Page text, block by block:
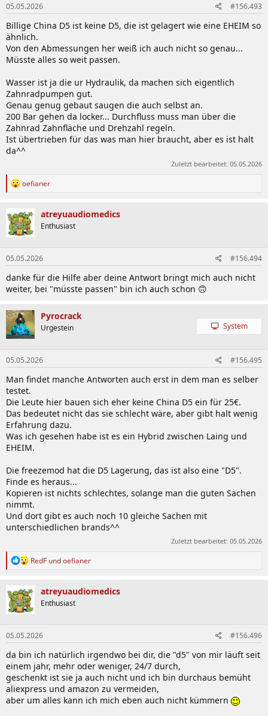
05.05.2026 #156.493
Billige China D5 ist keine D5, die ist gelagert wie eine EHEIM so
ähnlich.
Von den Abmessungen her weiß ich auch nicht so genau...
Müsste alles so weit passen.
Wasser ist ja die ur Hydraulik, da machen sich eigentlich
Zahnradpumpen gut.
Genau genug gebaut saugen die auch selbst an.
200 Bar gehen da locker... Durchfluss muss man über die
Zahnrad Zahnfläche und Drehzahl regeln.
Ist übertrieben für das was man hier braucht, aber es ist halt
da^^
Zuletzt bearbeitet: 05.05.2026
R
k
t
i
n
e
n
:
oefianer
atreyuaudiomedics
Enthusiast
05.05.2026 #156.494
danke für die Hilfe aber deine Antwort bringt mich auch nicht
weiter, bei "müsste passen" bin ich auch schon 🙃
Pyrocrack
Urgestein System
05.05.2026 #156.495
Man findet manche Antworten auch erst in dem man es selber
testet.
Die Leute hier bauen sich eher keine China D5 ein für 25€.
Das bedeutet nicht das sie schlecht wäre, aber gibt halt wenig
Erfahrung dazu.
Was ich gesehen habe ist es ein Hybrid zwischen Laing und
EHEIM.
Die freezemod hat die D5 Lagerung, das ist also eine "D5".
Finde es heraus...
Kopieren ist nichts schlechtes, solange man die guten Sachen
nimmt.
Und dort gibt es auch noch 10 gleiche Sachen mit
unterschiedlichen brands^^
Zuletzt bearbeitet: 05.05.2026
R
k
t
i
n
e
n
:
RedF undoefianer
atreyuaudiomedics
Enthusiast
05.05.2026 #156.496
da bin ich natürlich irgendwo bei dir, die "d5" von mir läuft seit
einem jahr, mehr oder weniger, 24/7 durch,
geschenkt ist sie ja auch nicht und ich bin durchaus bemüht
aliexpress und amazon zu vermeiden,
aber um alles kann ich mich eben auch nicht kümmern